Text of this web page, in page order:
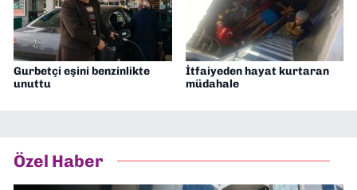
Gurbetçi eşini benzinlikte
unuttu
İtfaiyeden hayat kurtaran
müdahale
Özel Haber